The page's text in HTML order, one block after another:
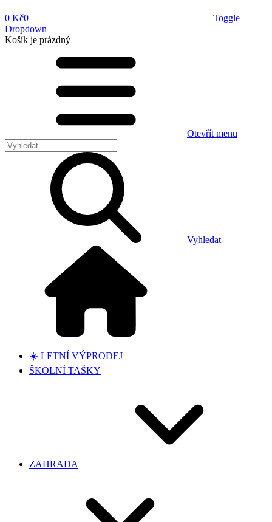
0 Kč0
Toggle
Dropdown
Košík je prázdný
Otevřít menu
Vyhledat
☀️ LETNÍ VÝPRODEJ
ŠKOLNÍ TAŠKY
ZAHRADA